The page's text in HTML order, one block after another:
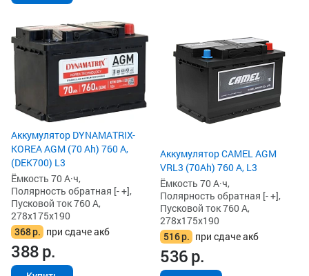
Аккумулятор DYNAMATRIX-
KOREA AGM (70 Ah) 760 А,
(DEK700) L3
Ёмкость 70 А·ч,
Полярность обратная [- +],
Пусковой ток 760 А,
278x175x190
368р. при сдаче акб
388р.
Аккумулятор CAMEL AGM
VRL3 (70Ah) 760 А, L3
Ёмкость 70 А·ч,
Полярность обратная [- +],
Пусковой ток 760 А,
278x175x190
516р. при сдаче акб
536р.